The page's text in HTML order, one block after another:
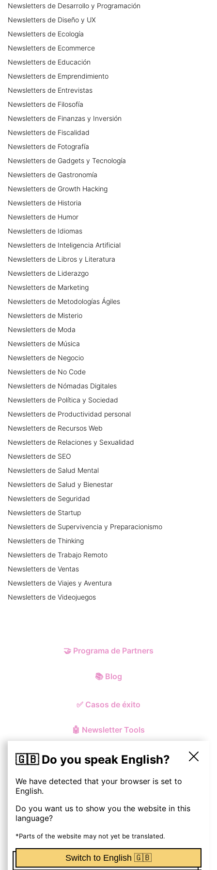
🇬🇧 Do you speak English?
We have detected that your browser is set to
English.
Do you want us to show you the website in this
language?
*Parts of the website may not yet be translated.
Switch to English 🇬🇧
Newsletters de Desarrollo y Programación
Newsletters de Diseño y UX
Newsletters de Ecología
Newsletters de Ecommerce
Newsletters de Educación
Newsletters de Emprendimiento
Newsletters de Entrevistas
Newsletters de Filosofía
Newsletters de Finanzas y Inversión
Newsletters de Fiscalidad
Newsletters de Fotografía
Newsletters de Gadgets y Tecnología
Newsletters de Gastronomía
Newsletters de Growth Hacking
Newsletters de Historia
Newsletters de Humor
Newsletters de Idiomas
Newsletters de Inteligencia Artificial
Newsletters de Libros y Literatura
Newsletters de Liderazgo
Newsletters de Marketing
Newsletters de Metodologías Ágiles
Newsletters de Misterio
Newsletters de Moda
Newsletters de Música
Newsletters de Negocio
Newsletters de No Code
Newsletters de Nómadas Digitales
Newsletters de Política y Sociedad
Newsletters de Productividad personal
Newsletters de Recursos Web
Newsletters de Relaciones y Sexualidad
Newsletters de SEO
Newsletters de Salud Mental
Newsletters de Salud y Bienestar
Newsletters de Seguridad
Newsletters de Startup
Newsletters de Supervivencia y Preparacionismo
Newsletters de Thinking
Newsletters de Trabajo Remoto
Newsletters de Ventas
Newsletters de Viajes y Aventura
Newsletters de Videojuegos
🤝 Programa de Partners
📚 Blog
✅ Casos de éxito
🤖 Newsletter Tools
© ohmynewst2026
Política de Privacidad y Cookies
Aviso Legal
Términos y Condiciones